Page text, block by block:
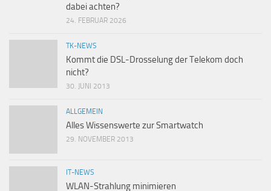
dabei achten?
24. FEBRUAR 2026
TK-NEWS
Kommt die DSL-Drosselung der Telekom doch
nicht?
30. JUNI 2013
ALLGEMEIN
Alles Wissenswerte zur Smartwatch
29. NOVEMBER 2013
IT-NEWS
WLAN-Strahlung minimieren